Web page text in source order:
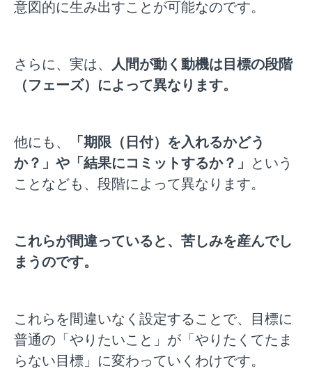
意図的に生み出すことが可能なのです。
さらに、実は、 人間が動く動機は目標の段階
（フェーズ）によって異なります。
他にも、
「期限（日付）を入れるかどう
か？」や「結果にコミットするか？」
という
ことなども、段階によって異なります。
これらが間違っていると、苦しみを産んでし
まうのです。
これらを間違いなく設定することで、目標に
普通の「やりたいこと」が「やりたくてたま
らない目標」に変わっていくわけです。